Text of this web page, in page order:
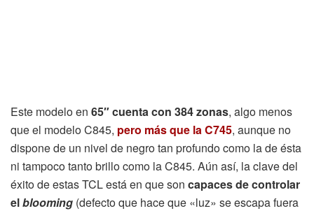
Este modelo en 65″ cuenta con 384 zonas, algo menos
que el modelo C845, pero más que la C745, aunque no
dispone de un nivel de negro tan profundo como la de ésta
ni tampoco tanto brillo como la C845. Aún así, la clave del
éxito de estas TCL está en que son capaces de controlar
elblooming (defecto que hace que «luz» se escapa fuera